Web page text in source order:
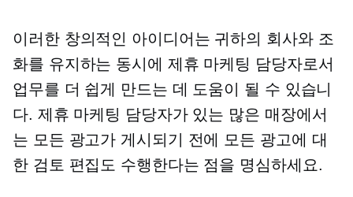
이러한 창의적인 아이디어는 귀하의 회사와 조
화를 유지하는 동시에 제휴 마케팅 담당자로서
업무를 더 쉽게 만드는 데 도움이 될 수 있습니
다. 제휴 마케팅 담당자가 있는 많은 매장에서
는 모든 광고가 게시되기 전에 모든 광고에 대
한 검토 편집도 수행한다는 점을 명심하세요.